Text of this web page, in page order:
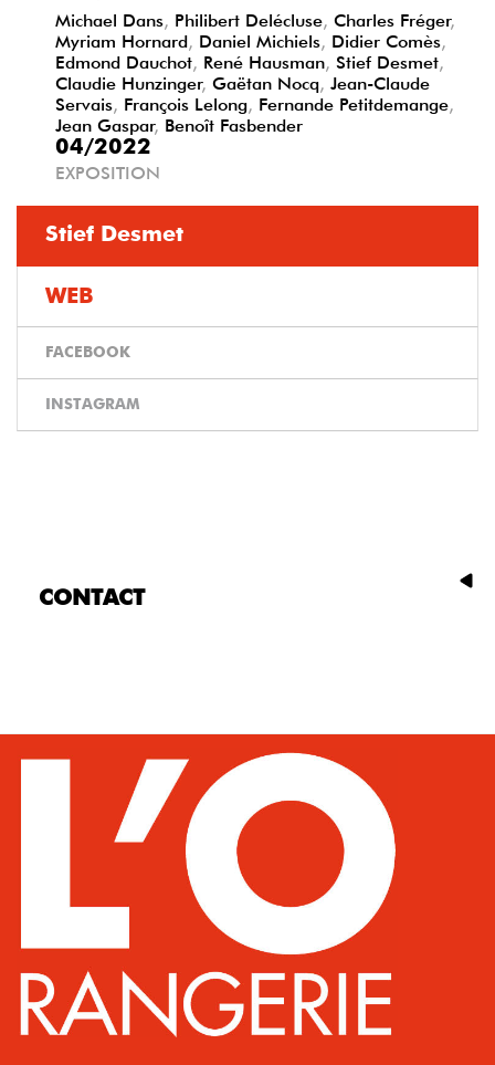
Michael Dans Philibert Delécluse Charles Fréger,
Myriam Hornard Daniel Michiels Didier Comès
Edmond Dauchot René Hausman Stief Desmet
Claudie Hunzinger, Gaëtan Nocq Jean-Claude
Servais François Lelong Fernande Petitdemange
Jean Gaspar, Benoît Fasbender
04/2022
EXPOSITION
Stief Desmet
WEB
FACEBOOK
INSTAGRAM
CONTACT